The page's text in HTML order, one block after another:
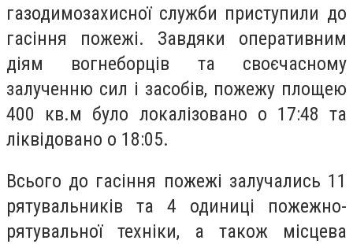
газодимозахисної служби приступили до
гасіння пожежі. Завдяки оперативним
діям вогнеборців та своєчасному
залученню сил і засобів, пожежу площею
400 кв.м було локалізовано о 17:48 та
ліквідовано о 18:05.
Всього до гасіння пожежі залучались 11
рятувальників та 4 одиниці пожежно-
рятувальної техніки, а також місцева